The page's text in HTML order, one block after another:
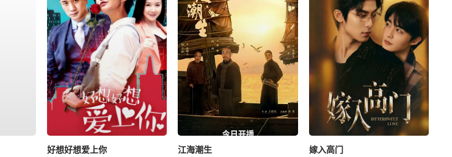
好想好想爱上你
江海潮生
嫁入高门